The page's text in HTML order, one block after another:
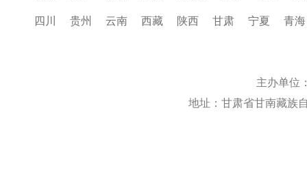
四川 贵州 云南 西藏 陕西 甘肃 宁夏 青海
主办单位
地址：甘肃省甘南藏族